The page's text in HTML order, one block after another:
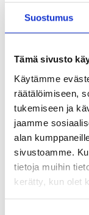
Suostumus
Tämä sivusto
Käytämme
räätälöimiseen,
tukemiseen ja
jaamme
alan
sivustoamme.
tietoja muihin
kerätty, kun olet
100-
kotiinsa
Hankolaisen